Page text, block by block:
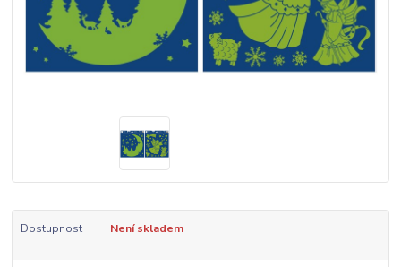
Dostupnost Není skladem